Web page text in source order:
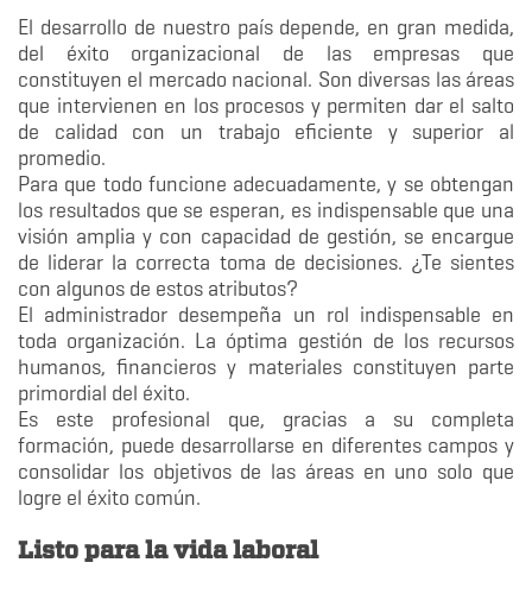
El desarrollo de nuestro país depende, en gran medida,
del éxito organizacional de las empresas que
constituyen el mercado nacional. Son diversas las áreas
que intervienen en los procesos y permiten dar el salto
de calidad con un trabajo eficiente y superior al
promedio.
Para que todo funcione adecuadamente, y se obtengan
los resultados que se esperan, es indispensable que una
visión amplia y con capacidad de gestión, se encargue
de liderar la correcta toma de decisiones. ¿Te sientes
con algunos de estos atributos?
El administrador desempeña un rol indispensable en
toda organización. La óptima gestión de los recursos
humanos, financieros y materiales constituyen parte
primordial del éxito.
Es este profesional que, gracias a su completa
formación, puede desarrollarse en diferentes campos y
consolidar los objetivos de las áreas en uno solo que
logre el éxito común.
Listo para la vida laboral